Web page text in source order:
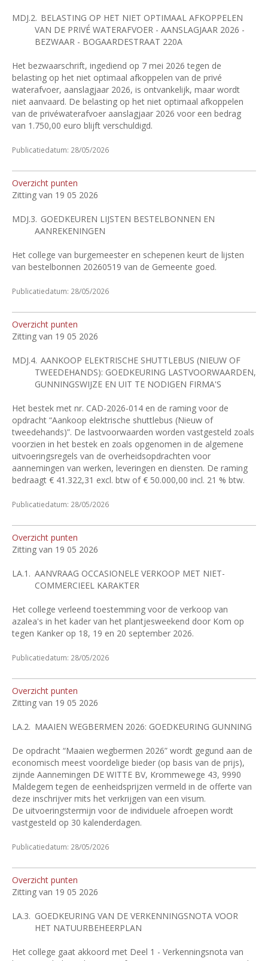
MDJ.2. BELASTING OP HET NIET OPTIMAAL AFKOPPELEN
VAN DE PRIVÉ WATERAFVOER - AANSLAGJAAR 2026 -
BEZWAAR - BOGAARDESTRAAT 220A
Het bezwaarschrift, ingediend op 7 mei 2026 tegen de
belasting op het niet optimaal afkoppelen van de privé
waterafvoer, aanslagjaar 2026, is ontvankelijk, maar wordt
niet aanvaard. De belasting op het niet optimaal afkoppelen
van de privéwaterafvoer aanslagjaar 2026 voor een bedrag
van 1.750,00 euro blijft verschuldigd.
Publicatiedatum: 28/05/2026
Overzicht punten
Zitting van 19 05 2026
MDJ.3. GOEDKEUREN LIJSTEN BESTELBONNEN EN
AANREKENINGEN
Het college van burgemeester en schepenen keurt de lijsten
van bestelbonnen 20260519 van de Gemeente goed.
Publicatiedatum: 28/05/2026
Overzicht punten
Zitting van 19 05 2026
MDJ.4. AANKOOP ELEKTRISCHE SHUTTLEBUS (NIEUW OF
TWEEDEHANDS): GOEDKEURING LASTVOORWAARDEN,
GUNNINGSWIJZE EN UIT TE NODIGEN FIRMA'S
Het bestek met nr. CAD-2026-014 en de raming voor de
opdracht “Aankoop elektrische shuttlebus (Nieuw of
tweedehands)”. De lastvoorwaarden worden vastgesteld zoals
voorzien in het bestek en zoals opgenomen in de algemene
uitvoeringsregels van de overheidsopdrachten voor
aannemingen van werken, leveringen en diensten. De raming
bedraagt € 41.322,31 excl. btw of € 50.000,00 incl. 21 % btw.
Publicatiedatum: 28/05/2026
Overzicht punten
Zitting van 19 05 2026
LA.1. AANVRAAG OCCASIONELE VERKOOP MET NIET-
COMMERCIEEL KARAKTER
Het college verleend toestemming voor de verkoop van
azalea's in het kader van het plantjesweekend door Kom op
tegen Kanker op 18, 19 en 20 september 2026.
Publicatiedatum: 28/05/2026
Overzicht punten
Zitting van 19 05 2026
LA.2. MAAIEN WEGBERMEN 2026: GOEDKEURING GUNNING
De opdracht “Maaien wegbermen 2026” wordt gegund aan de
economisch meest voordelige bieder (op basis van de prijs),
zijnde Aannemingen DE WITTE BV, Krommewege 43, 9990
Maldegem tegen de eenheidsprijzen vermeld in de offerte van
deze inschrijver mits het verkrijgen van een visum.
De uitvoeringstermijn voor de individuele afroepen wordt
vastgesteld op 30 kalenderdagen.
Publicatiedatum: 28/05/2026
Overzicht punten
Zitting van 19 05 2026
LA.3. GOEDKEURING VAN DE VERKENNINGSNOTA VOOR
HET NATUURBEHEERPLAN
Het college gaat akkoord met Deel 1 - Verkenningsnota van